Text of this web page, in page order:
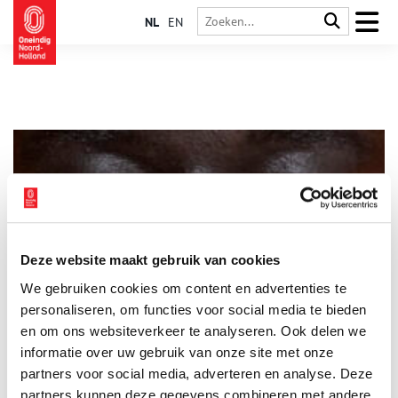
Deze website maakt gebruik van cookies
We gebruiken cookies om content en advertenties te
personaliseren, om functies voor social media te bieden
en om ons websiteverkeer te analyseren. Ook delen we
informatie over uw gebruik van onze site met onze
partners voor social media, adverteren en analyse. Deze
partners kunnen deze gegevens combineren met andere
NL EN
asiel
Document Nederland, de jaarlijkse foto-opdracht van het
Rijksmuseum, bestaat dit jaar 50 jaar. Elk jaar wordt een
Nederlandse fotograaf gevraagd een actueel maatschappelijk
thema te onderzoeken en te fotograferen. Dit jaar is de Iraans-
Nederlandse fotograaf, filmmaker en kunstenaar Tina Farifteh
(1982) gevraagd het onderwerp asiel in beeld te brengen.
2 min